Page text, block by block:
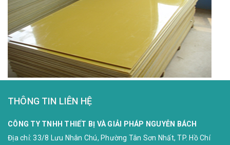
THÔNG TIN LIÊN HỆ
CÔNG TY TNHH THIẾT BỊ VÀ GIẢI PHÁP NGUYỄN BÁCH
Địa chỉ:33/8 Lưu Nhân Chú, Phường Tân Sơn Nhất, TP. Hồ Chí